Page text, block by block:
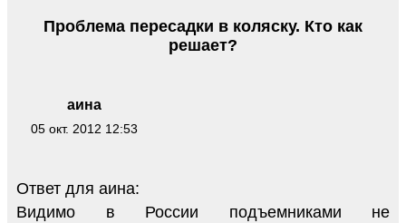
аина
05 окт. 2012 12:53
Проблема пересадки в коляску. Кто как
решает?
Ответ для аина:
Видимо в России подъемниками не